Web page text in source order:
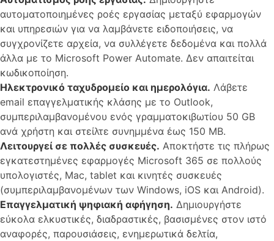
αυτοματοποιημένες ροές εργασίας μεταξύ εφαρμογών
και υπηρεσιών για να λαμβάνετε ειδοποιήσεις, να
συγχρονίζετε αρχεία, να συλλέγετε δεδομένα και πολλά
άλλα με το Microsoft Power Automate. Δεν απαιτείται
κωδικοποίηση.
Ηλεκτρονικό ταχυδρομείο και ημερολόγια. Λάβετε
email επαγγελματικής κλάσης με το Outlook,
συμπεριλαμβανομένου ενός γραμματοκιβωτίου 50 GB
ανά χρήστη και στείλτε συνημμένα έως 150 MB.
Λειτουργεί σε πολλές συσκευές. Αποκτήστε τις πλήρως
εγκατεστημένες εφαρμογές Microsoft 365 σε πολλούς
υπολογιστές, Mac, tablet και κινητές συσκευές
(συμπεριλαμβανομένων των Windows, iOS και Android).
Επαγγελματική ψηφιακή αφήγηση. Δημιουργήστε
εύκολα ελκυστικές, διαδραστικές, βασισμένες στον ιστό
αναφορές, παρουσιάσεις, ενημερωτικά δελτία,